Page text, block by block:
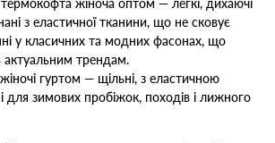
термокофта жіноча оптом — легкі, дихаючі
з еластичної тканини, що не сковує
у класичних та модних фасонах, що
актуальним трендам.
гуртом — щільні, з еластичною
для зимових пробіжок, походів і лижного